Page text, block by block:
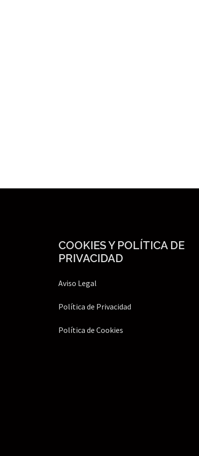
COOKIES Y POLÍTICA DE
PRIVACIDAD
Aviso Legal
Política de Privacidad
Política de Cookies